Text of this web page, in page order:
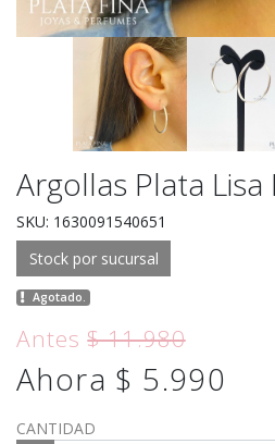
Argollas Plata Lisa
SKU: 1630091540651
Stock por sucursal
Agotado.
Antes$ 11.980
Ahora $ 5.990
CANTIDAD